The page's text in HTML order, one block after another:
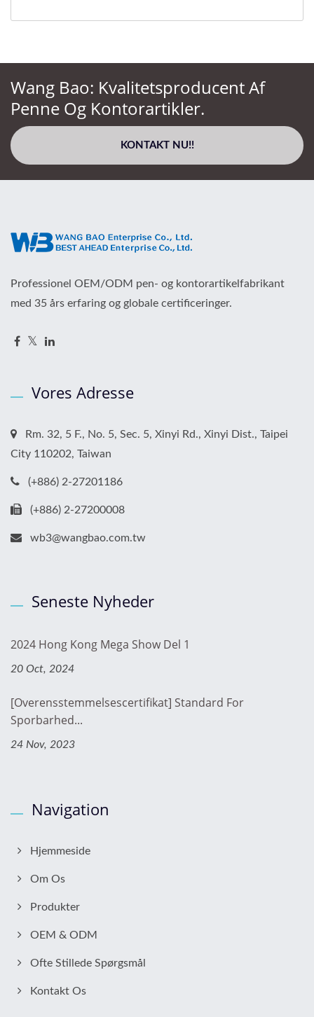
Wang Bao: Kvalitetsproducent Af
Penne Og Kontorartikler.
KONTAKT NU!!
Professionel OEM/ODM pen- og kontorartikelfabrikant
med 35 års erfaring og globale certificeringer.
Vores Adresse
Rm. 32, 5 F., No. 5, Sec. 5, Xinyi Rd., Xinyi Dist., Taipei
City 110202, Taiwan
(+886) 2-27201186
(+886) 2-27200008
wb3@wangbao.com.tw
Seneste Nyheder
2024 Hong Kong Mega Show Del 1
20 Oct, 2024
[Overensstemmelsescertifikat] Standard For
Sporbarhed...
24 Nov, 2023
Navigation
Hjemmeside
Om Os
Produkter
OEM & ODM
Ofte Stillede Spørgsmål
Kontakt Os